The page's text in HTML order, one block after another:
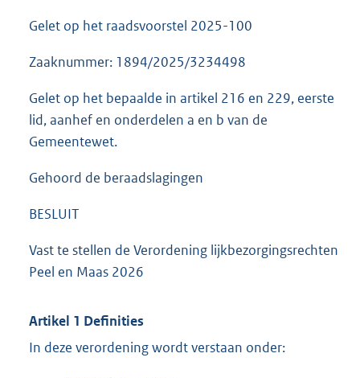
Gelet op het raadsvoorstel 2025-100
Zaaknummer: 1894/2025/3234498
Gelet op het bepaalde in artikel 216 en 229, eerste
lid, aanhef en onderdelen a en b van de
Gemeentewet.
Gehoord de beraadslagingen
BESLUIT
Vast te stellen de Verordening lijkbezorgingsrechten
Peel en Maas 2026
Artikel 1 Definities
In deze verordening wordt verstaan onder: